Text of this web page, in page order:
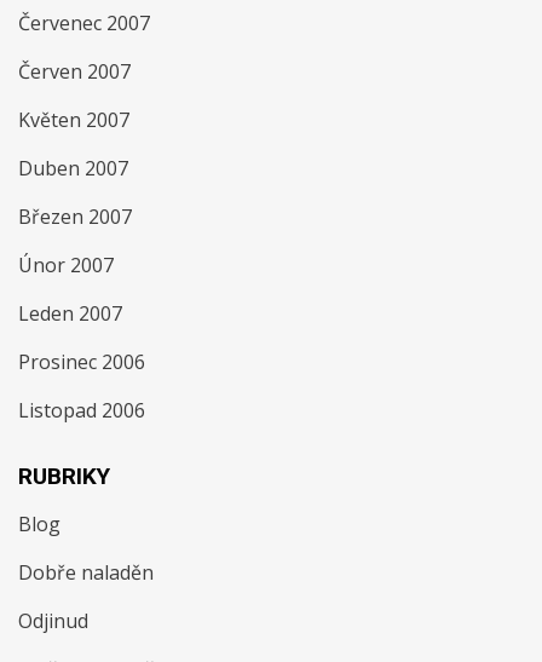
Červenec 2007
Červen 2007
Květen 2007
Duben 2007
Březen 2007
Únor 2007
Leden 2007
Prosinec 2006
Listopad 2006
RUBRIKY
Blog
Dobře naladěn
Odjinud